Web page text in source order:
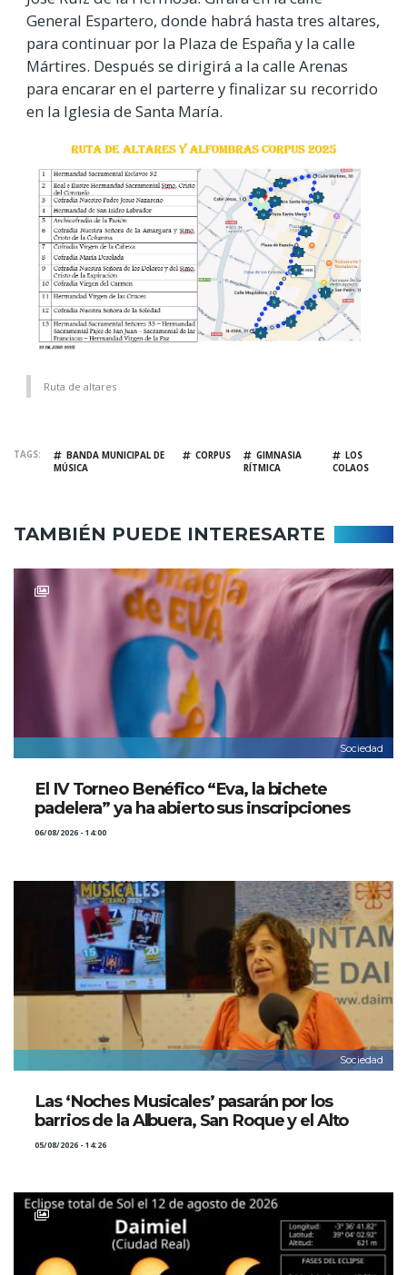
General Espartero, donde habrá hasta tres altares,
para continuar por la Plaza de España y la calle
Mártires. Después se dirigirá a la calle Arenas
para encarar en el parterre y finalizar su recorrido
en la Iglesia de Santa María.
Ruta de altares
TAGS
BANDA MUNICIPAL DE
MÚSICA
CORPUS
GIMNASIA
RÍTMICA
LOS
COLAOS
TAMBIÉN PUEDE INTERESARTE
Sociedad
El IV Torneo Benéfico “Eva, la bichete
padelera” ya ha abierto sus inscripciones
06/08/2026 - 14:00
Sociedad
Las ‘Noches Musicales’ pasarán por los
barrios de la Albuera, San Roque y el Alto
05/08/2026 - 14:26